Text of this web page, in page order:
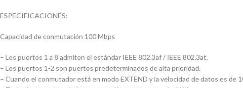
ESPECIFICACIONES:
Capacidad de conmutación 100 Mbps
– Los puertos 1 a 8 admiten el estándar IEEE 802.3af / IEEE 802.3at.
– Los puertos 1-2 son puertos predeterminados de alta prioridad.
– Cuando el conmutador está en modo EXTEND y la velocidad de datos es